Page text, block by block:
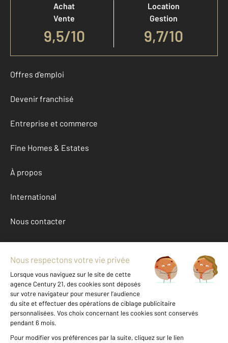
Achat
Vente
9,5/10
Location
Gestion
9,7/10
Offres d'emploi
Devenir franchisé
Entreprise et commerce
Fine Homes & Estates
À propos
International
Nous contacter
Mentions légales & CGU et Barèmes d'honoraires
Données personnelles
Gestionnaire des cookies
Achat appartement autour de PONT L EVEQUE (14130)